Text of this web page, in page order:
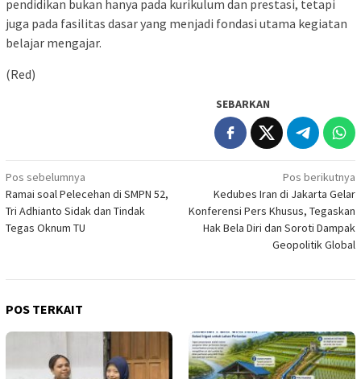
pendidikan bukan hanya pada kurikulum dan prestasi, tetapi
juga pada fasilitas dasar yang menjadi fondasi utama kegiatan
belajar mengajar.
(Red)
SEBARKAN
Navigasi
pos
Pos sebelumnya
Ramai soal Pelecehan di SMPN 52,
Tri Adhianto Sidak dan Tindak
Tegas Oknum TU
Pos berikutnya
Kedubes Iran di Jakarta Gelar
Konferensi Pers Khusus, Tegaskan
Hak Bela Diri dan Soroti Dampak
Geopolitik Global
POS TERKAIT